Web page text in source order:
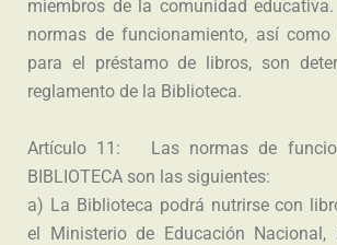
miembros de la comunidad
normas de funcionamiento, así
para el préstamo de libros, son
reglamento de la Biblioteca.
Artículo 11: Las normas de
BIBLIOTECA son las siguientes:
a) La Biblioteca podrá nutrirse con
el Ministerio de Educación Nacional,